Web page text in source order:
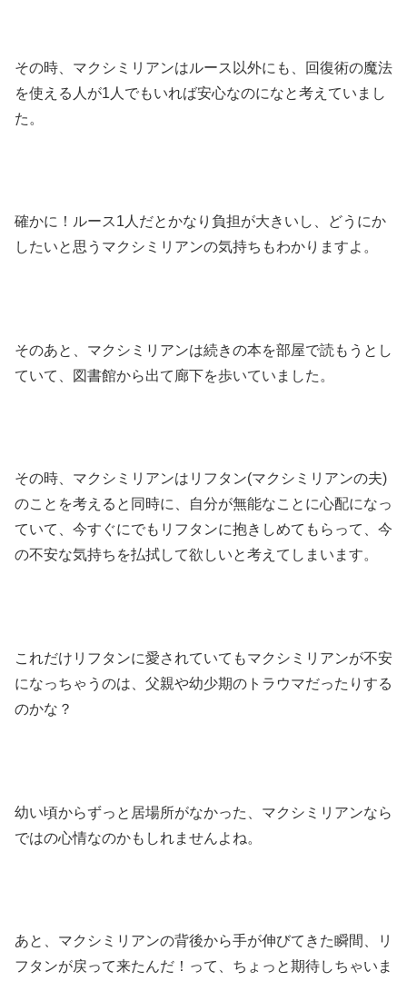
その時、マクシミリアンはルース以外にも、回復術の魔法
を使える人が1人でもいれば安心なのになと考えていまし
た。
確かに！ルース1人だとかなり負担が大きいし、どうにか
したいと思うマクシミリアンの気持ちもわかりますよ。
そのあと、マクシミリアンは続きの本を部屋で読もうとし
ていて、図書館から出て廊下を歩いていました。
その時、マクシミリアンはリフタン(マクシミリアンの夫)
のことを考えると同時に、自分が無能なことに心配になっ
ていて、今すぐにでもリフタンに抱きしめてもらって、今
の不安な気持ちを払拭して欲しいと考えてしまいます。
これだけリフタンに愛されていてもマクシミリアンが不安
になっちゃうのは、父親や幼少期のトラウマだったりする
のかな？
幼い頃からずっと居場所がなかった、マクシミリアンなら
ではの心情なのかもしれませんよね。
あと、マクシミリアンの背後から手が伸びてきた瞬間、リ
フタンが戻って来たんだ！って、ちょっと期待しちゃいま